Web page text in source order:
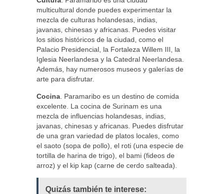
multicultural donde puedes experimentar la
mezcla de culturas holandesas, indias,
javanas, chinesas y africanas. Puedes visitar
los sitios históricos de la ciudad, como el
Palacio Presidencial, la Fortaleza Willem III, la
Iglesia Neerlandesa y la Catedral Neerlandesa.
Además, hay numerosos museos y galerías de
arte para disfrutar.
Cocina . Paramaribo es un destino de comida
excelente. La cocina de Surinam es una
mezcla de influencias holandesas, indias,
javanas, chinesas y africanas. Puedes disfrutar
de una gran variedad de platos locales, como
el saoto (sopa de pollo), el roti (una especie de
tortilla de harina de trigo), el bami (fideos de
arroz) y el kip kap (carne de cerdo salteada).
Quizás también te interese: